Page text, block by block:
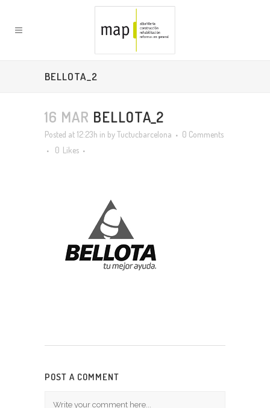
BELLOTA_2
16 MAR BELLOTA_2
Posted at 12:23h in byTuctucbarcelona
0 Comments
0 Likes
POST A COMMENT